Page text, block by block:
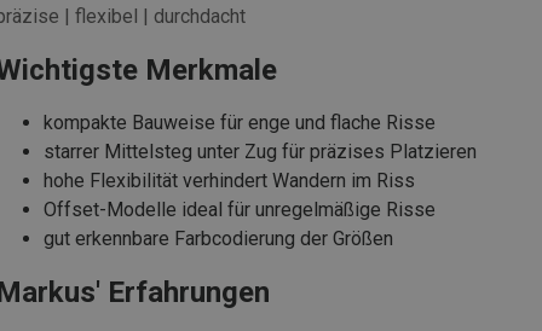
| flexibel | durchdacht
Merkmale
kompakte Bauweise für enge und flache Risse
starrer Mittelsteg unter Zug für präzises Platzieren
hohe Flexibilität verhindert Wandern im Riss
Offset-Modelle ideal für unregelmäßige Risse
gut erkennbare Farbcodierung der Größen
Erfahrungen